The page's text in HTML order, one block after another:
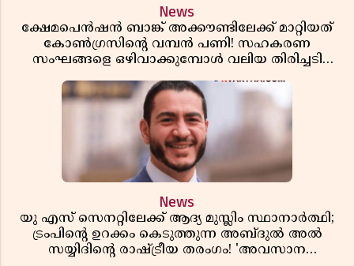
News
ക്ഷേമപെൻഷൻ ബാങ്ക് അക്കൗണ്ടിലേക്ക് മാറ്റിയത്
കോൺഗ്രസിന്റെ വമ്പൻ പണി! സഹകരണ
സംഘങ്ങളെ ഒഴിവാക്കുമ്പോൾ വലിയ തിരിച്ചടി
News
യു എസ് സെനറ്റിലേക്ക് ആദ്യ മുസ്ലിം സ്ഥാനാർത്ഥി;
ട്രംപിന്റെ ഉറക്കം കെടുത്തുന്ന അബ്ദുൽ അൽ
സയ്യിദിന്റെ രാഷ്ട്രീയ തരംഗം! 'അവസാന